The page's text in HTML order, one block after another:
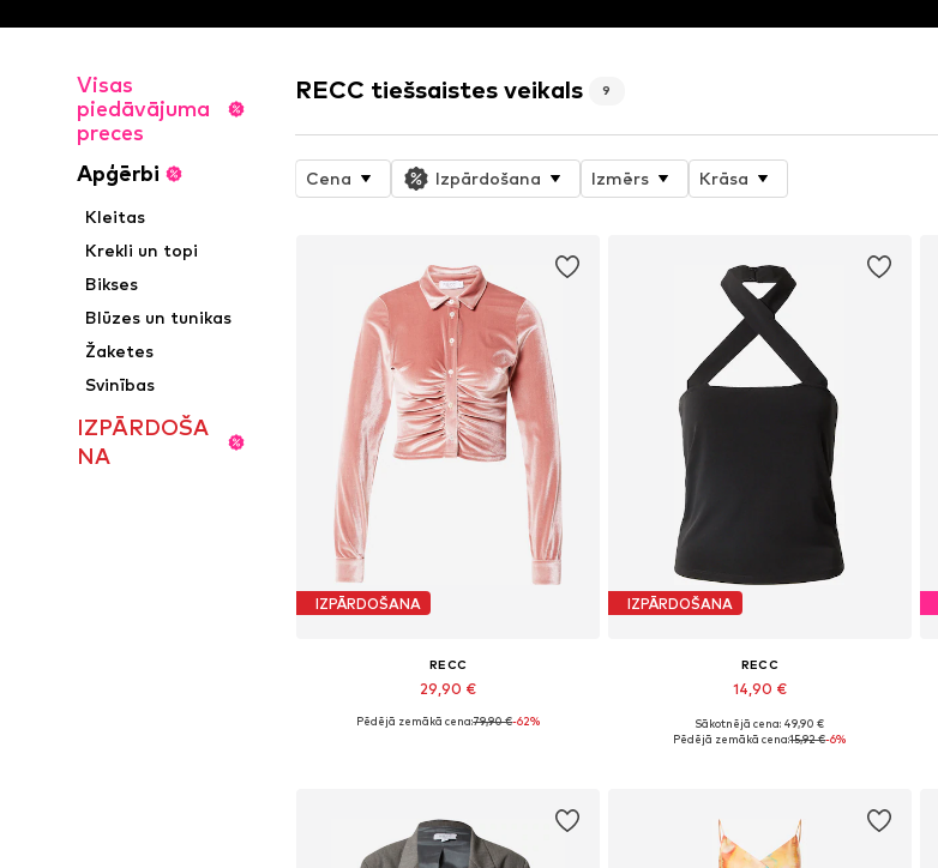
Visas
piedāvājuma
preces
Apģērbi
Kleitas
Krekli un topi
Bikses
Blūzes un tunikas
Žaketes
Svinības
IZPĀRDOŠA
NA
RECC tiešsaistes veikals 9
Cena Izpārdošana Izmērs Krāsa
IZPĀRDOŠANA
RECC
29,90 €
Pieejamie izmēri: M, L
Pēdējā zemākā cena:79,90 €-62%
IZPĀRDOŠANA
RECC
14,90 €
Pieejamie izmēri: S
Sākotnējā cena: 49,90 €
Pēdējā zemākā cena:15,92 €-6%